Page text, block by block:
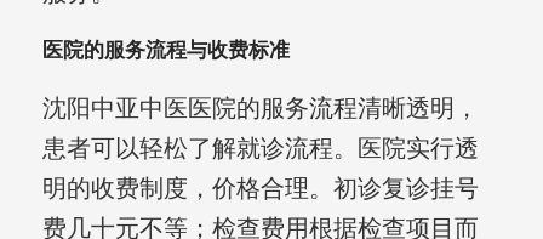
医院的服务流程与收费标准
沈阳中亚中医医院的服务流程清晰透明，
患者可以轻松了解就诊流程。医院实行透
明的收费制度，价格合理。初诊复诊挂号
费几十元不等；检查费用根据检查项目而